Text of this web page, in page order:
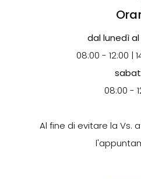
dal lunedì
08:00 - 12:00 |
08:00 -
Al fine di evitare la Vs.